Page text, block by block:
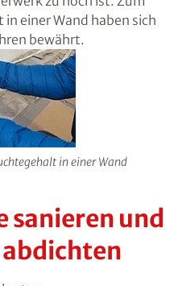
jedoch
werden.
gefunden ist,
ergriffen
lange Sicht
zu
in
eine